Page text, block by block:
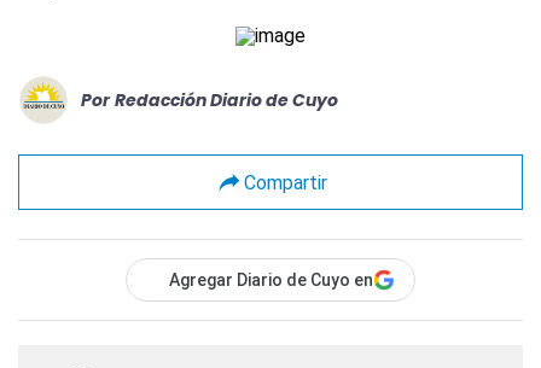
Por Redacción Diario de Cuyo
Compartir
Agregar Diario de Cuyo en